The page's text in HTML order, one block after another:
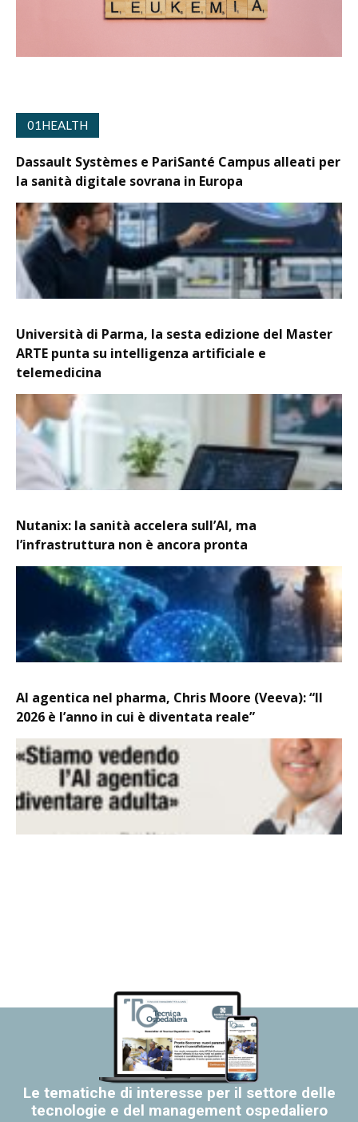
01HEALTH
Dassault Systèmes e PariSanté Campus alleati per
la sanità digitale sovrana in Europa
Università di Parma, la sesta edizione del Master
ARTE punta su intelligenza artificiale e
telemedicina
Nutanix: la sanità accelera sull’AI, ma
l’infrastruttura non è ancora pronta
AI agentica nel pharma, Chris Moore (Veeva): “Il
2026 è l’anno in cui è diventata reale”
Le tematiche di interesse per il settore delle
tecnologie e del management ospedaliero